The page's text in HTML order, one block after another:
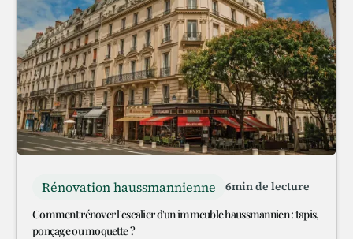
Rénovation haussmannienne 6min de lecture
Comment rénover l'escalier d'un immeuble haussmannien : tapis,
ponçage ou moquette ?